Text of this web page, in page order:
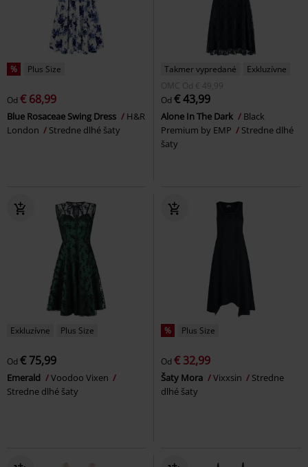
% Plus Size
Od € 68,99
Blue Rosaceae Swing Dress
H&R
London
Stredne dlhé šaty
Takmer vypredané
Exkluzívne
OMC Od € 49,99
Od € 43,99
Alone In The Dark
Black
Premium by EMP
Stredne dlhé
šaty
Exkluzívne Plus Size
Od € 75,99
Emerald
Voodoo Vixen
Stredne dlhé šaty
% Plus Size
Od € 32,99
Šaty Mora Vixxsin
Stredne
dlhé šaty